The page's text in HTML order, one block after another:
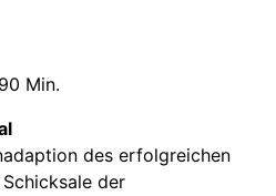
Min.
des erfolgreichen
der